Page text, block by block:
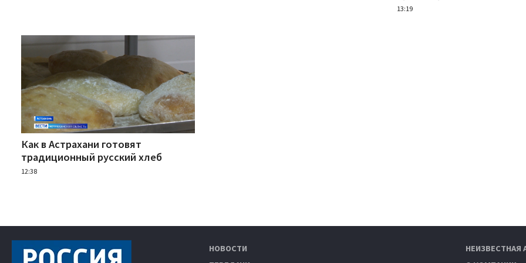
13:19
Как в Астрахани готовят
традиционный русский хлеб
12:38
НОВОСТИ
НЕИЗВЕСТНАЯ